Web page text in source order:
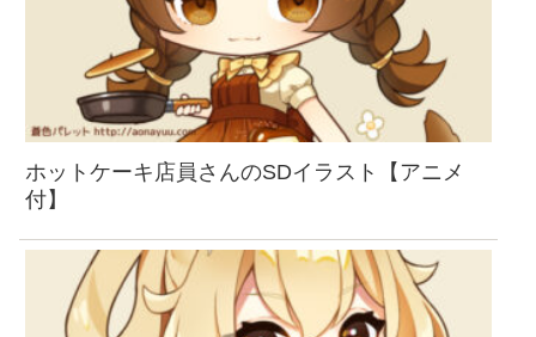
ホットケーキ店員さんのSDイラスト【アニメ
付】